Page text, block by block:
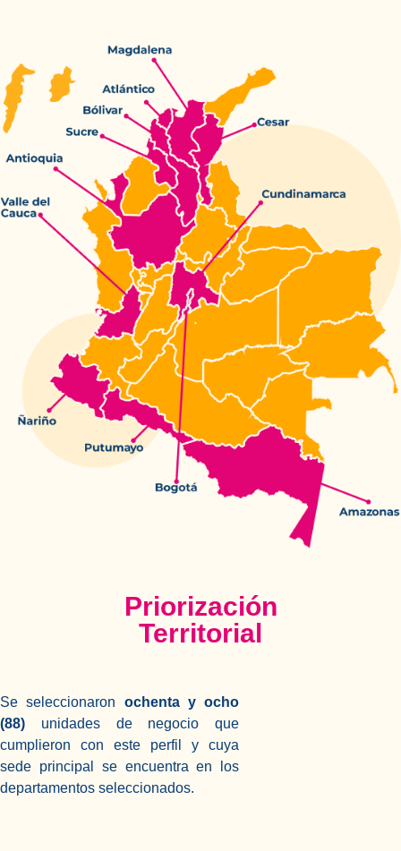
Priorización
Territorial
Se seleccionaron ochenta y ocho
(88) unidades de negocio que
cumplieron con este perfil y cuya
sede principal se encuentra en los
departamentos seleccionados.